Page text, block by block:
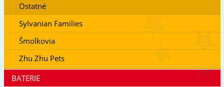
Ostatné
Sylvanian Families
Šmolkovia
Zhu Zhu Pets
BATERIE